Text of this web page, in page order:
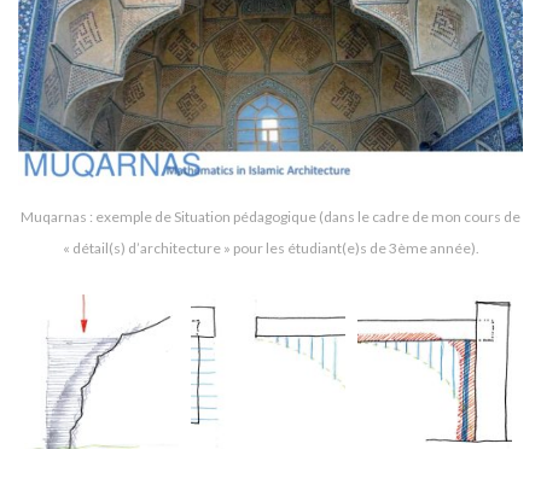
Muqarnas : exemple de Situation pédagogique (dans le cadre de mon cours de
« détail(s) d’architecture » pour les étudiant(e)s de 3ème année).